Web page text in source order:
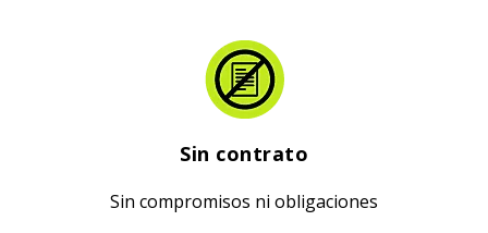
Sin contrato
Sin compromisos ni obligaciones